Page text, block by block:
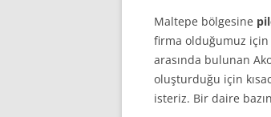
Maltepe bölgesine
firma olduğumuz
arasında bulunan
oluşturduğu için
isteriz. Bir daire